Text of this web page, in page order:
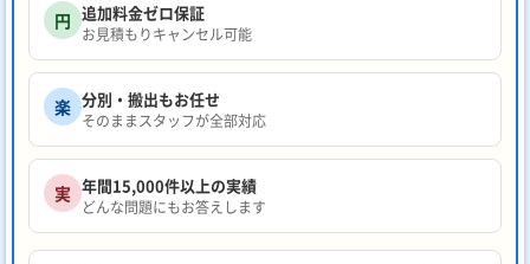
円 追加料金ゼロ保証
お見積もりキャンセル可能
楽 分別・搬出もお任せ
そのままスタッフが全部対応
実 年間15,000件以上の実績
どんな問題にもお答えします